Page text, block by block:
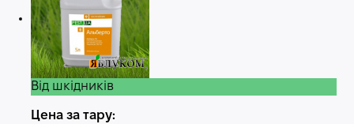
Від шкідників
Цена за тару: